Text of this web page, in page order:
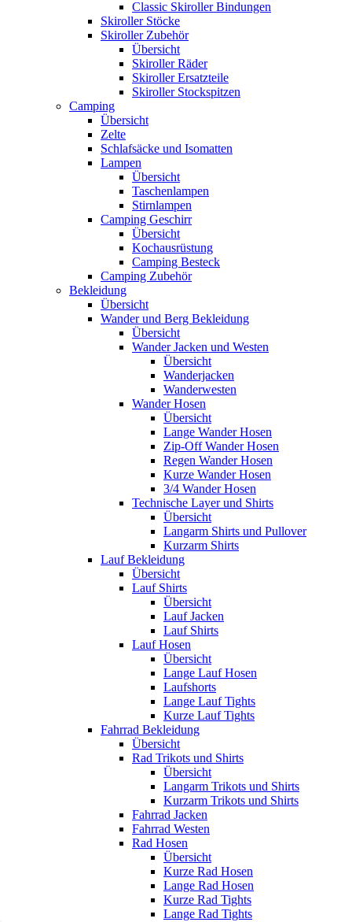
Classic Skiroller Bindungen
Skiroller Stöcke
Skiroller Zubehör
Übersicht
Skiroller Räder
Skiroller Ersatzteile
Skiroller Stockspitzen
Camping
Übersicht
Zelte
Schlafsäcke und Isomatten
Lampen
Übersicht
Taschenlampen
Stirnlampen
Camping Geschirr
Übersicht
Kochausrüstung
Camping Besteck
Camping Zubehör
Bekleidung
Übersicht
Wander und Berg Bekleidung
Übersicht
Wander Jacken und Westen
Übersicht
Wanderjacken
Wanderwesten
Wander Hosen
Übersicht
Lange Wander Hosen
Zip-Off Wander Hosen
Regen Wander Hosen
Kurze Wander Hosen
3/4 Wander Hosen
Technische Layer und Shirts
Übersicht
Langarm Shirts und Pullover
Kurzarm Shirts
Lauf Bekleidung
Übersicht
Lauf Shirts
Übersicht
Lauf Jacken
Lauf Shirts
Lauf Hosen
Übersicht
Lange Lauf Hosen
Laufshorts
Lange Lauf Tights
Kurze Lauf Tights
Fahrrad Bekleidung
Übersicht
Rad Trikots und Shirts
Übersicht
Langarm Trikots und Shirts
Kurzarm Trikots und Shirts
Fahrrad Jacken
Fahrrad Westen
Rad Hosen
Übersicht
Kurze Rad Hosen
Lange Rad Hosen
Kurze Rad Tights
Lange Rad Tights